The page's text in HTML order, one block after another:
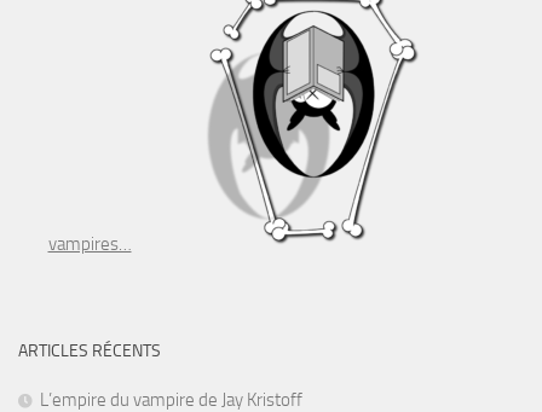
vampires…
ARTICLES RÉCENTS
L’empire du vampire de Jay Kristoff